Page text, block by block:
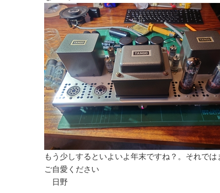
もう少しするといよいよ年末ですね？。それでは
ご自愛ください
日野